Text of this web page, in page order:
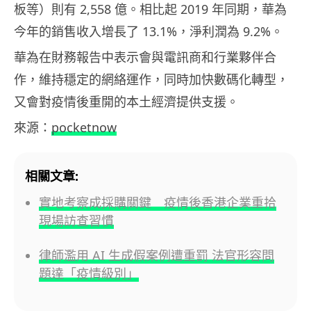
板等）則有 2,558 億。相比起 2019 年同期，華為
今年的銷售收入增長了 13.1%，淨利潤為 9.2%。
華為在財務報告中表示會與電訊商和行業夥伴合
作，維持穩定的網絡運作，同時加快數碼化轉型，
又會對疫情後重開的本土經濟提供支援。
來源： pocketnow
相關文章:
實地考察成採購關鍵 疫情後香港企業重拾
現場訪查習慣
律師濫用 AI 生成假案例遭重罰 法官形容問
題達「疫情級別」